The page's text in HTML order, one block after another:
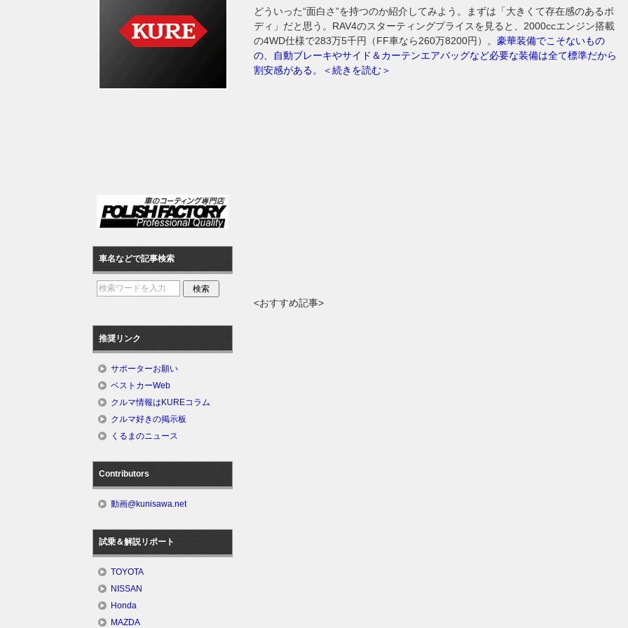
どういった“面白さ”を持つのか紹介してみよう。まずは「大きくて存在感のあるボ
ディ」だと思う。RAV4のスターティングプライスを見ると、2000ccエンジン搭載
の4WD仕様で283万5千円（FF車なら260万8200円）。 豪華装備でこそないもの
の、自動ブレーキやサイド＆カーテンエアバッグなど必要な装備は全て標準だから
割安感がある。＜続きを読む＞
<おすすめ記事>
車名などで記事検索
推奨リンク
サポーターお願い
ベストカーWeb
クルマ情報はKUREコラム
クルマ好きの掲示板
くるまのニュース
Contributors
動画@kunisawa.net
試乗＆解説リポート
TOYOTA
NISSAN
Honda
MAZDA